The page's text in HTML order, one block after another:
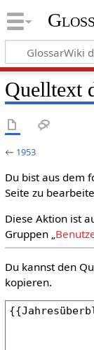
Quelltext
← 1953
Du bist aus dem
Seite zu
Diese Aktion ist
Gruppen „
Du kannst den
kopieren.